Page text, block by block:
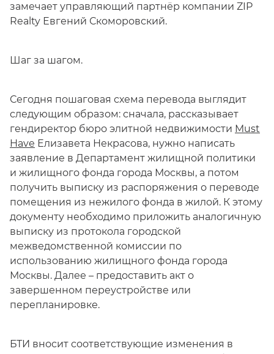
замечает управляющий партнёр компании ZIP
Realty Евгений Скоморовский.
Шаг за шагом.
Сегодня пошаговая схема перевода выглядит
следующим образом: сначала, рассказывает
гендиректор бюро элитной недвижимости Must
Have Елизавета Некрасова, нужно написать
заявление в Департамент жилищной политики
и жилищного фонда города Москвы, а потом
получить выписку из распоряжения о переводе
помещения из нежилого фонда в жилой. К этому
документу необходимо приложить аналогичную
выписку из протокола городской
межведомственной комиссии по
использованию жилищного фонда города
Москвы. Далее – предоставить акт о
завершенном переустройстве или
перепланировке.
БТИ вносит соответствующие изменения в